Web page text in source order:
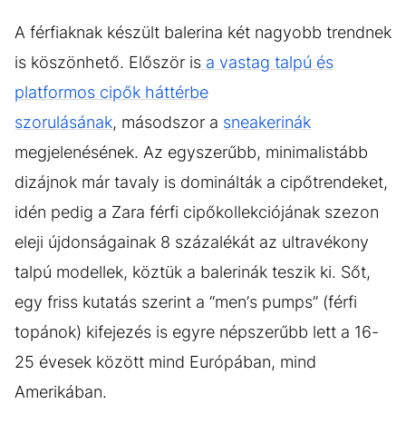
A férfiaknak készült balerina két nagyobb trendnek
is köszönhető. Először is a vastag talpú és
platformos cipők háttérbe
szorulásának, másodszor a sneakerinák
megjelenésének. Az egyszerűbb, minimalistább
dizájnok már tavaly is dominálták a cipőtrendeket,
idén pedig a Zara férfi cipőkollekciójának szezon
eleji újdonságainak 8 százalékát az ultravékony
talpú modellek, köztük a balerinák teszik ki. Sőt,
egy friss kutatás szerint a “men’s pumps” (férfi
topánok) kifejezés is egyre népszerűbb lett a 16-
25 évesek között mind Európában, mind
Amerikában.